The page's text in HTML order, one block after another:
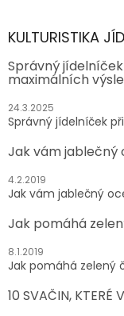
KULTURISTIKA
Správný
maximálních
24.3.2025
Správný jídelníček
Jak vám jablečný
4.2.2019
Jak vám jablečný
Jak pomáhá
8.1.2019
Jak pomáhá zelený
10 SVAČIN, KTERÉ